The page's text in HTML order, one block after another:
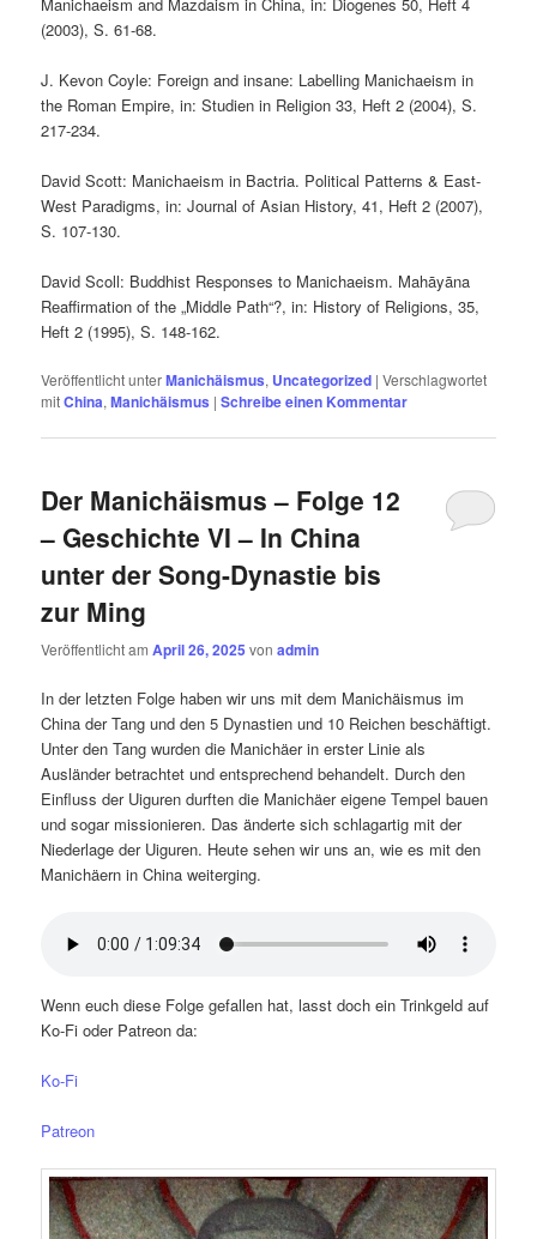
(2003), S. 61-68.
J. Kevon Coyle: Foreign and insane: Labelling Manichaeism in
the Roman Empire, in: Studien in Religion 33, Heft 2 (2004), S.
217-234.
David Scott: Manichaeism in Bactria. Political Patterns & East-
West Paradigms, in: Journal of Asian History, 41, Heft 2 (2007),
S. 107-130.
David Scoll: Buddhist Responses to Manichaeism. Mahāyāna
Reaffirmation of the „Middle Path“?, in: History of Religions, 35,
Heft 2 (1995), S. 148-162.
Veröffentlicht unterManichäismus, Uncategorized |Verschlagwortet
mitChina,Manichäismus |Schreibe einen Kommentar
Der Manichäismus – Folge 12
– Geschichte VI – In China
unter der Song-Dynastie bis
zur Ming
Veröffentlicht amApril 26, 2025 vonadmin
In der letzten Folge haben wir uns mit dem Manichäismus im
China der Tang und den 5 Dynastien und 10 Reichen beschäftigt.
Unter den Tang wurden die Manichäer in erster Linie als
Ausländer betrachtet und entsprechend behandelt. Durch den
Einfluss der Uiguren durften die Manichäer eigene Tempel bauen
und sogar missionieren. Das änderte sich schlagartig mit der
Niederlage der Uiguren. Heute sehen wir uns an, wie es mit den
Manichäern in China weiterging.
Wenn euch diese Folge gefallen hat, lasst doch ein Trinkgeld auf
Ko-Fi oder Patreon da:
Ko-Fi
Patreon